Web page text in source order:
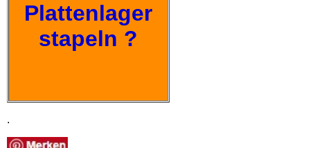
Plattenlager
stapeln ?
.